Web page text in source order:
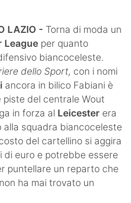
LAZIO - Torna di moda un
League per quanto
biancoceleste.
dello Sport, con i nomi
ancora in bilico Fabiani è
del centrale Wout
in forza al Leicester era
squadra biancoceleste
del cartellino si aggira
di euro e potrebbe essere
puntellare un reparto che
ha mai trovato un